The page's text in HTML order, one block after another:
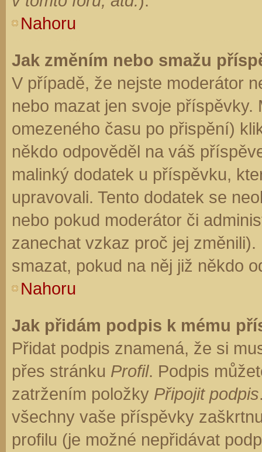
Nahoru
Jak změním nebo smažu
V případě, že nejste moderátor
nebo mazat jen svoje
omezeného času po přispění)
někdo odpověděl na váš
malinký dodatek u příspěvku,
upravovali. Tento dodatek se
nebo pokud moderátor či
zanechat vzkaz proč jej
smazat, pokud na něj již někdo
Nahoru
Jak přidám podpis k mému
Přidat podpis znamená, že si
přes stránku Profil. Podpis
zatržením položky Připojit podpis
všechny vaše příspěvky
profilu (je možné nepřidávat